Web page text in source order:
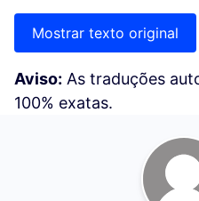
Mostrar texto original
Aviso: As traduções
100% exatas.